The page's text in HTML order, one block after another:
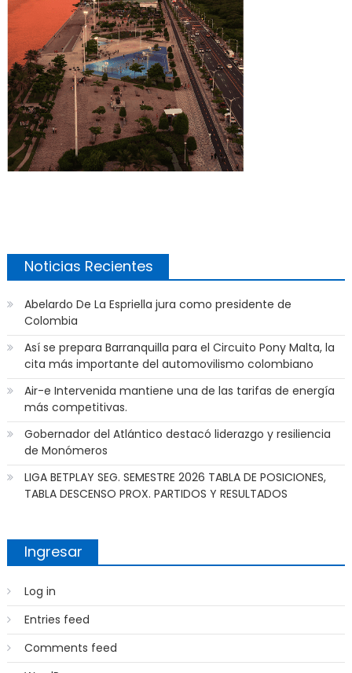
Noticias Recientes
Abelardo De La Espriella jura como presidente de
Colombia
Así se prepara Barranquilla para el Circuito Pony Malta, la
cita más importante del automovilismo colombiano
Air-e Intervenida mantiene una de las tarifas de energía
más competitivas.
Gobernador del Atlántico destacó liderazgo y resiliencia
de Monómeros
LIGA BETPLAY SEG. SEMESTRE 2026 TABLA DE POSICIONES,
TABLA DESCENSO PROX. PARTIDOS Y RESULTADOS
Ingresar
Log in
Entries feed
Comments feed